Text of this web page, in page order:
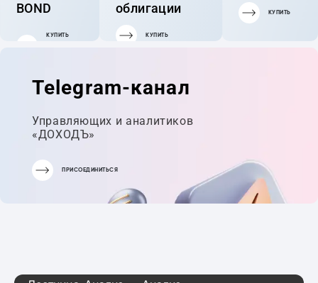
BOND
КУПИТЬ
облигации
КУПИТЬ
КУПИТЬ
Telegram-канал
Управляющих и аналитиков
«ДОХОДЪ»
ПРИСОЕДИНИТЬСЯ